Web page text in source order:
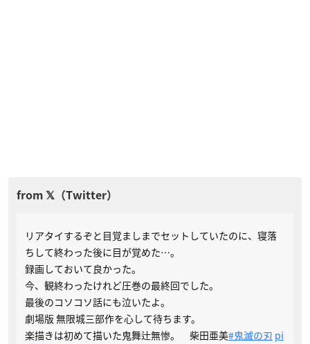
リアタイするぞと目覚ましまでセットしていたのに、寝落
ちして終わった後に目が覚めた…。
録画しておいて良かった。
今、観終わったけれど圧巻の最終回でした。
最後のコソコソ話にも泣いたよ。
劇場版 無限城三部作を心して待ちます。
楽描きは初めて描いた鬼舞辻無惨。 柴田亜美#鬼滅の刃 pi